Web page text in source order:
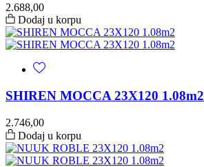
2.688,00
Dodaj u korpu
SHIREN MOCCA 23X120 1.08m2
2.746,00
Dodaj u korpu